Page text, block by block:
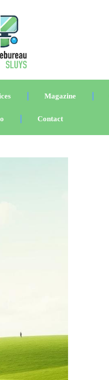
Magazine
Contact